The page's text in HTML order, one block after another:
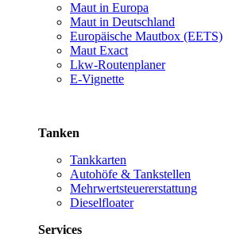
Maut in Europa
Maut in Deutschland
Europäische Mautbox (EETS)
Maut Exact
Lkw-Routenplaner
E-Vignette
Tanken
Tankkarten
Autohöfe & Tankstellen
Mehrwertsteuererstattung
Dieselfloater
Services